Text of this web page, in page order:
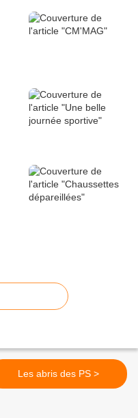
Les abris des PS >